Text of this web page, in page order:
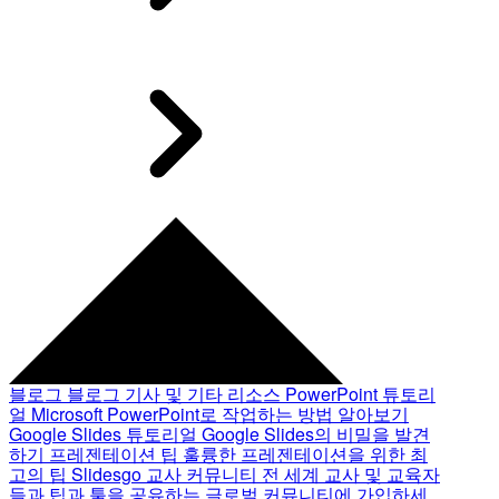
블로그 블로그 기사 및 기타 리소스 PowerPoint 튜토리
얼 Microsoft PowerPoint로 작업하는 방법 알아보기
Google Slides 튜토리얼 Google Slides의 비밀을 발견
하기 프레젠테이션 팁 훌륭한 프레젠테이션을 위한 최
고의 팁 Slidesgo 교사 커뮤니티 전 세계 교사 및 교육자